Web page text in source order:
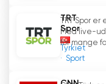
TRT
Spor
Tyrkiet
Sport
TRT Spor
Med live-
for mange